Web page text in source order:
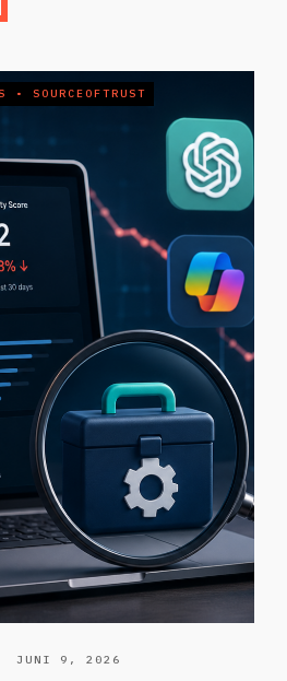
• SOURCEOFTRUST
JUNI 9, 2026